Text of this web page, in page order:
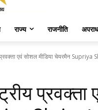
राज्य राजनीति अपराध
एवं सोशल मीडिया चेयरमैन Supriya
प्रवक्ता